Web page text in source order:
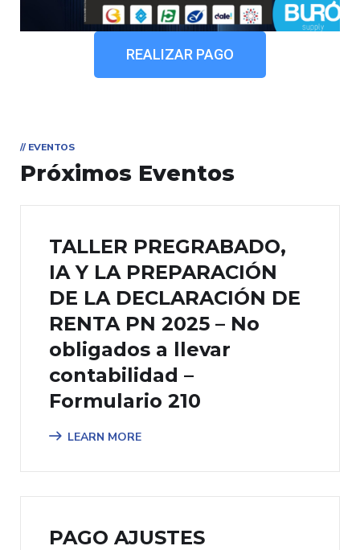
REALIZAR PAGO
// EVENTOS
Próximos Eventos
TALLER PREGRABADO,
IA Y LA PREPARACIÓN
DE LA DECLARACIÓN DE
RENTA PN 2025 – No
obligados a llevar
contabilidad –
Formulario 210
LEARN MORE
PAGO AJUSTES